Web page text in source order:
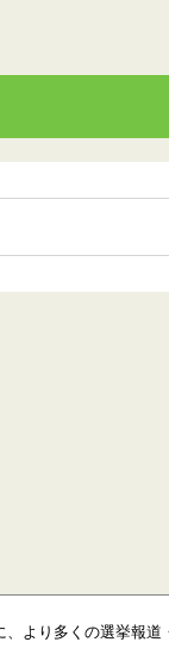
、より多くの選挙報